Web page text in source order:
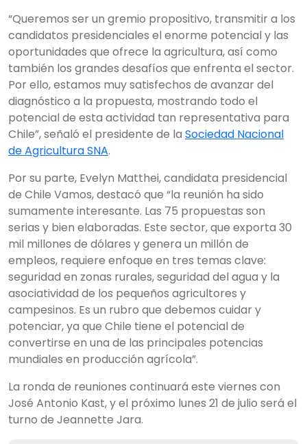
“Queremos ser un gremio propositivo, transmitir a los
candidatos presidenciales el enorme potencial y las
oportunidades que ofrece la agricultura, así como
también los grandes desafíos que enfrenta el sector.
Por ello, estamos muy satisfechos de avanzar del
diagnóstico a la propuesta, mostrando todo el
potencial de esta actividad tan representativa para
Chile”, señaló el presidente de la Sociedad Nacional
de Agricultura SNA.
Por su parte, Evelyn Matthei, candidata presidencial
de Chile Vamos, destacó que “la reunión ha sido
sumamente interesante. Las 75 propuestas son
serias y bien elaboradas. Este sector, que exporta 30
mil millones de dólares y genera un millón de
empleos, requiere enfoque en tres temas clave:
seguridad en zonas rurales, seguridad del agua y la
asociatividad de los pequeños agricultores y
campesinos. Es un rubro que debemos cuidar y
potenciar, ya que Chile tiene el potencial de
convertirse en una de las principales potencias
mundiales en producción agrícola”.
La ronda de reuniones continuará este viernes con
José Antonio Kast, y el próximo lunes 21 de julio será el
turno de Jeannette Jara.